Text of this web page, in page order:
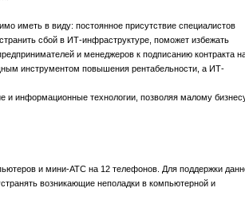
иметь в виду: постоянное присутствие специалистов
сбой в ИТ-инфраструктуре, поможет избежать
и менеджеров к подписанию контракта
инструментом повышения рентабельности, а ИТ-
и информационные технологии, позволяя малому
и мини-АТС на 12 телефонов. Для поддержки
возникающие неполадки в компьютерной и